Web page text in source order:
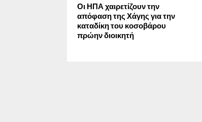
Οι ΗΠΑ χαιρετίζουν την
απόφαση της Χάγης για την
καταδίκη του κοσοβάρου
πρώην διοικητή